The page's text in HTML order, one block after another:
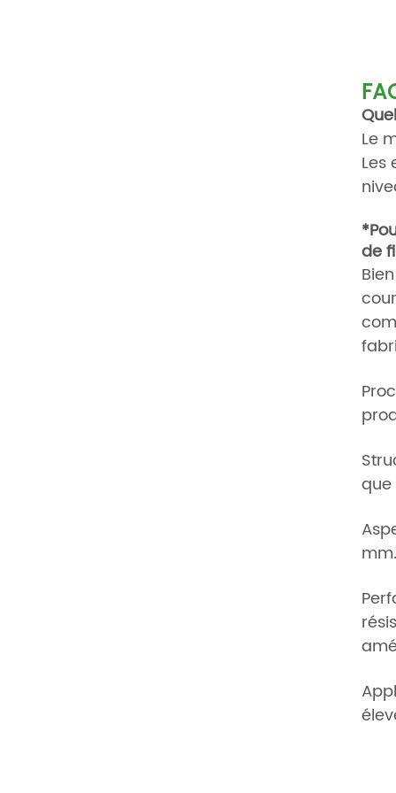
Le
Les
de
que
mm.